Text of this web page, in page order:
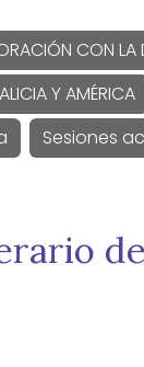
CON
Y AMÉRICA
Sesiones